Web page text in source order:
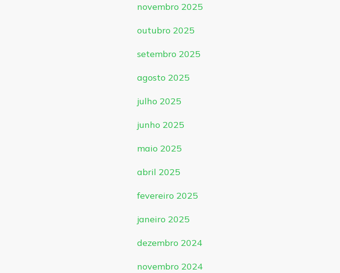
novembro 2025
outubro 2025
setembro 2025
agosto 2025
julho 2025
junho 2025
maio 2025
abril 2025
fevereiro 2025
janeiro 2025
dezembro 2024
novembro 2024